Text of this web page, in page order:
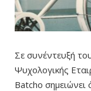
Σε συνέντευξή
Ψυχολογικής
Batcho σημειώνει